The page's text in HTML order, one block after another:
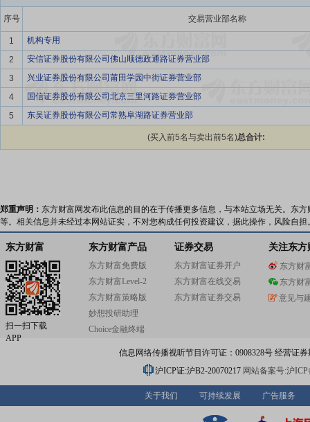
序号 交易营业部名称
1
机构专用
2
安信证券股份有限公司佛山顺德政通路证券营业部
3
兴业证券股份有限公司莆田学园中街证券营业部
4
国信证券股份有限公司北京三里河路证券营业部
5
东吴证券股份有限公司常熟阜湖路证券营业部
(买入前5名与卖出前5名)总合计:
郑重声明： 东方财富网发布此信息的目的在于传播更多信息，与本站立场无关。东
等。相关信息并未经过本网站证实，不对您构成任何投资建议，据此操作，风险自担